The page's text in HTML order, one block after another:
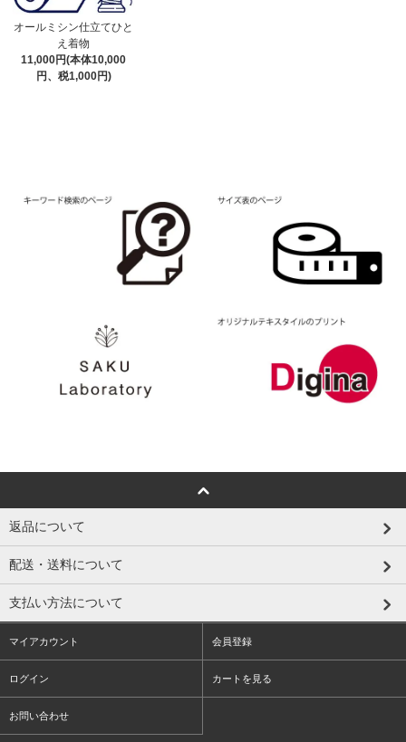
オールミシン仕立てひと
え着物
11,000円(本体10,000
円、税1,000円)
返品について
配送・送料について
支払い方法について
マイアカウント 会員登録
ログイン カートを見る
お問い合わせ